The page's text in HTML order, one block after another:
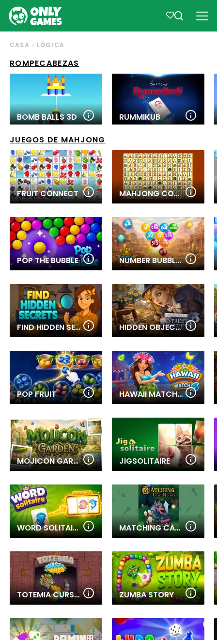
CASA LÓGICA
ROMPECABEZAS
BOMB BALLS 3D RUMMIKUB
JUEGOS DE MAHJONG
FRUIT CONNECT MAHJONG CONNECT
POP THE BUBBLE NUMBER BUBBLE SHOOTER WILD WEST
FIND HIDDEN SECRETS HIDDEN OBJECT: STREET OF SECRETS
POP FRUIT HAWAII MATCH 6
MOJICON GARDEN JIGSOLITAIRE JIGSOLITAIRE
WORD SOLITAIRE MATCHING CARD HEROES
TOTEMIA CURSED MARBLES ZUMBA STORY